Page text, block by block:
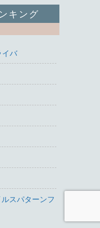
キング
イバ
スパターンフ